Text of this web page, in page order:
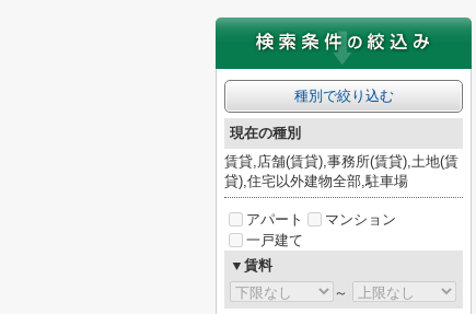
種別で絞り込む
現在の種別
賃貸,店舗(賃貸),事務所(賃貸),土地(賃
貸),住宅以外建物全部,駐車場
アパート
マンション
一戸建て
▼賃料
～